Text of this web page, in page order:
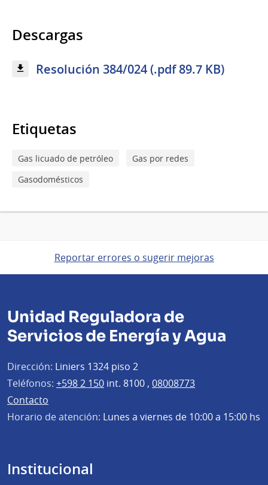
Descargas
Resolución 384/024 (.pdf 89.7 KB)
Etiquetas
Gas licuado de petróleo
Gas por redes
Gasodomésticos
Reportar errores o sugerir mejoras
Unidad Reguladora de
Servicios de Energía y Agua
Dirección: Liniers 1324 piso 2
Teléfonos: +598 2 150 int. 8100 , 08008773
Contacto
Horario de atención: Lunes a viernes de 10:00 a 15:00 hs
Institucional